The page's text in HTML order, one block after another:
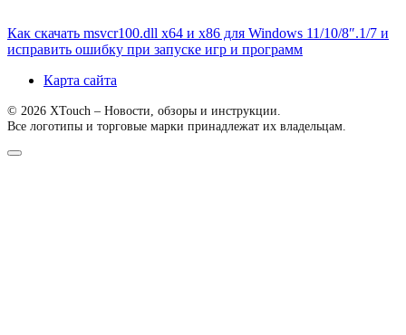
Как скачать msvcr100.dll x64 и x86 для Windows 11/10/8″.1/7 и
исправить ошибку при запуске игр и программ
Карта сайта
© 2026 XTouch – Новости, обзоры и инструкции.
Все логотипы и торговые марки принадлежат их владельцам.